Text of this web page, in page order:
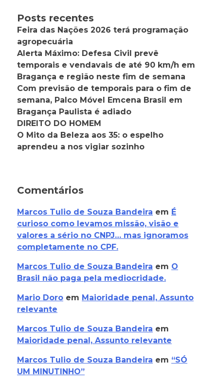
Posts recentes
Feira das Nações 2026 terá programação
agropecuária
Alerta Máximo: Defesa Civil prevê
temporais e vendavais de até 90 km/h em
Bragança e região neste fim de semana
Com previsão de temporais para o fim de
semana, Palco Móvel Emcena Brasil em
Bragança Paulista é adiado
DIREITO DO HOMEM
O Mito da Beleza aos 35: o espelho
aprendeu a nos vigiar sozinho
Comentários
Marcos Tulio de Souza Bandeira em É
curioso como levamos missão, visão e
valores a sério no CNPJ… mas ignoramos
completamente no CPF.
Marcos Tulio de Souza Bandeira em O
Brasil não paga pela mediocridade.
Mario Doro em Maioridade penal, Assunto
relevante
Marcos Tulio de Souza Bandeira em
Maioridade penal, Assunto relevante
Marcos Tulio de Souza Bandeira em “SÓ
UM MINUTINHO”